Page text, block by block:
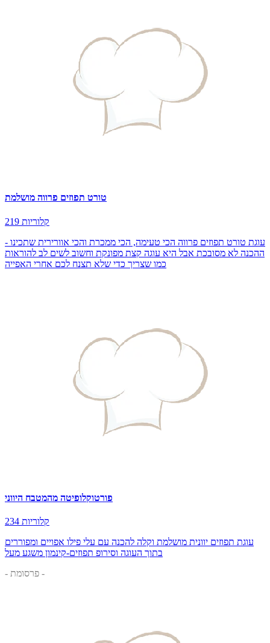
טורט תפוזים פרווה מושלמת
219 קלוריות
עוגת טורט תפוזים פרווה הכי טעימה, הכי ממכרת והכי אוורירית שתכינו -
ההכנה לא מסובכת אבל היא עוגה קצת מפונקת וחשוב לשים לב להוראות
כמו שצריך כדי שלא תצנח לכם אחרי האפייה
פורטוקלופיטה מהמטבח היווני
234 קלוריות
עוגת תפוזים יוונית מושלמת וקלה להכנה עם עלי פילו אפויים ומפוררים
בתוך העוגה וסירופ תפוזים-קינמון משגע מעל
- פרסומת -